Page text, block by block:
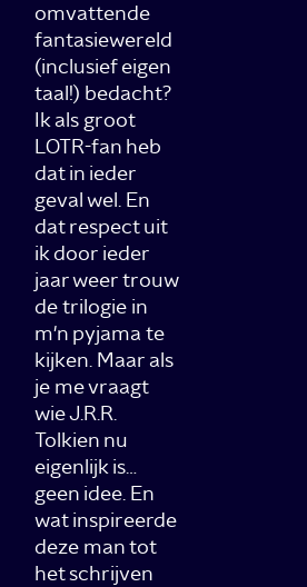
omvattende
fantasiewereld
(inclusief eigen
taal!) bedacht?
Ik als groot
LOTR-fan heb
dat in ieder
geval wel. En
dat respect uit
ik door ieder
jaar weer trouw
de trilogie in
m'n pyjama te
kijken. Maar als
je me vraagt
wie J.R.R.
Tolkien nu
eigenlijk is…
geen idee. En
wat inspireerde
deze man tot
het schrijven